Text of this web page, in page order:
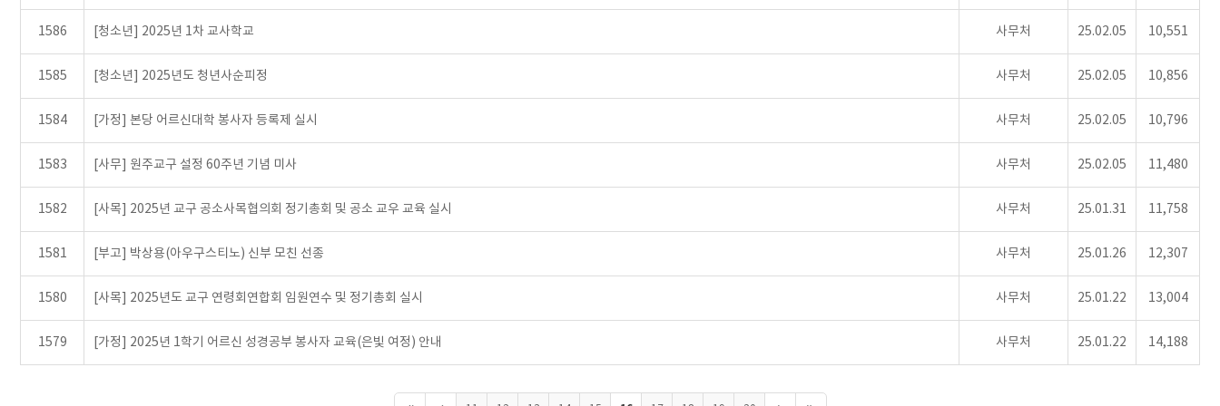
1586 [청소년] 2025년 1차 교사학교 사무처 25.02.05 10,551
1585 [청소년] 2025년도 청년사순피정 사무처 25.02.05 10,856
1584 [가정] 본당 어르신대학 봉사자 등록제 실시 사무처 25.02.05 10,796
1583 [사무] 원주교구 설정 60주년 기념 미사 사무처 25.02.05 11,480
1582 [사목] 2025년 교구 공소사목협의회 정기총회 및 공소 교우 교육 실시 사무처 25.01.31 11,758
1581 [부고] 박상용(아우구스티노) 신부 모친 선종 사무처 25.01.26 12,307
1580 [사목] 2025년도 교구 연령회연합회 임원연수 및 정기총회 실시 사무처 25.01.22 13,004
1579 [가정] 2025년 1학기 어르신 성경공부 봉사자 교육(은빛 여정) 안내 사무처 25.01.22 14,188